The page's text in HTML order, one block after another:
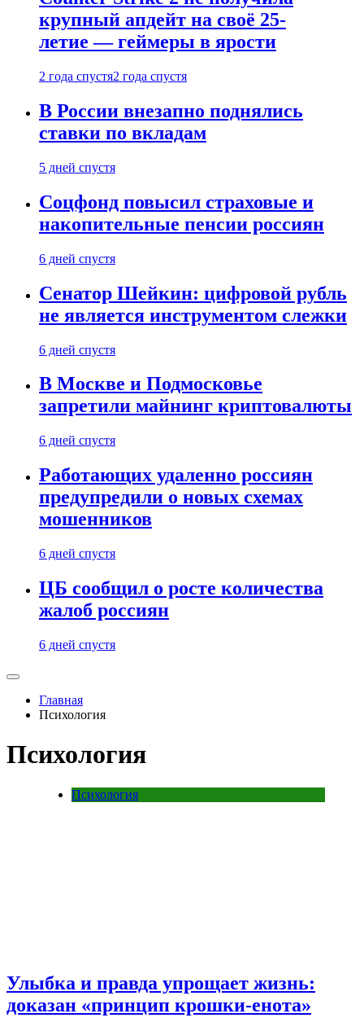
крупный апдейт на своё 25-
летие — геймеры в ярости
2 года спустя2 года спустя
В России внезапно поднялись
ставки по вкладам
5 дней спустя
Соцфонд повысил страховые и
накопительные пенсии россиян
6 дней спустя
Сенатор Шейкин: цифровой рубль
не является инструментом слежки
6 дней спустя
В Москве и Подмосковье
запретили майнинг криптовалюты
6 дней спустя
Работающих удаленно россиян
предупредили о новых схемах
мошенников
6 дней спустя
ЦБ сообщил о росте количества
жалоб россиян
6 дней спустя
Главная
Психология
Психология
Психология
Улыбка и правда упрощает жизнь:
доказан «принцип крошки-енота»